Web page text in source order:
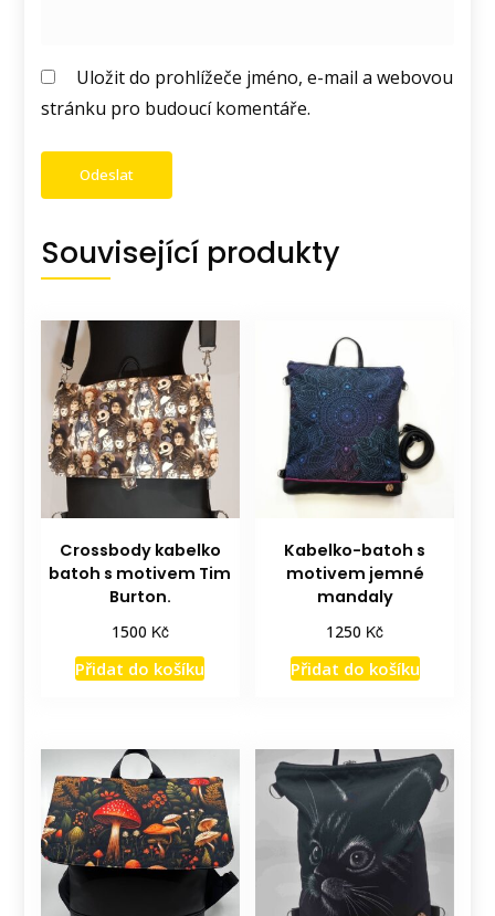
Uložit do prohlížeče jméno, e-mail a webovou
stránku pro budoucí komentáře.
Související produkty
Crossbody kabelko
batoh s motivem Tim
Burton.
1500 Kč
Přidat do košíku
Kabelko-batoh s
motivem jemné
mandaly
1250 Kč
Přidat do košíku